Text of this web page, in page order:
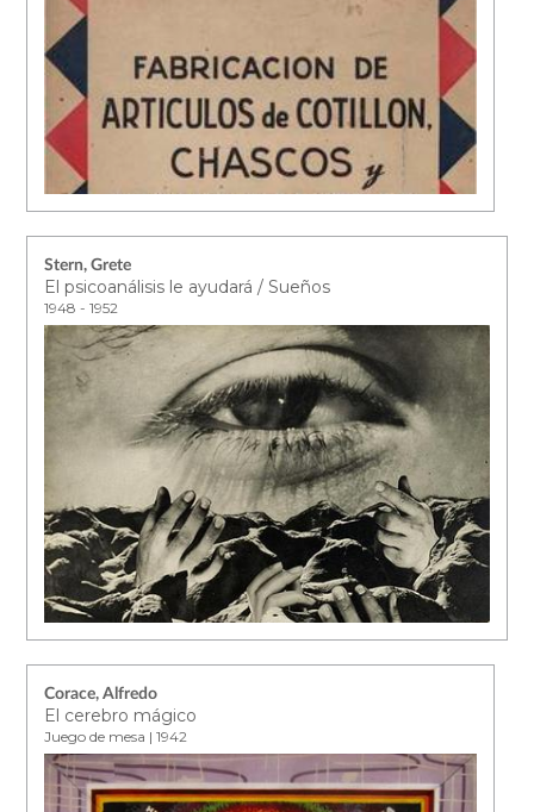
Stern, Grete
El psicoanálisis le ayudará / Sueños
1948 - 1952
Corace, Alfredo
El cerebro mágico
Juego de mesa | 1942